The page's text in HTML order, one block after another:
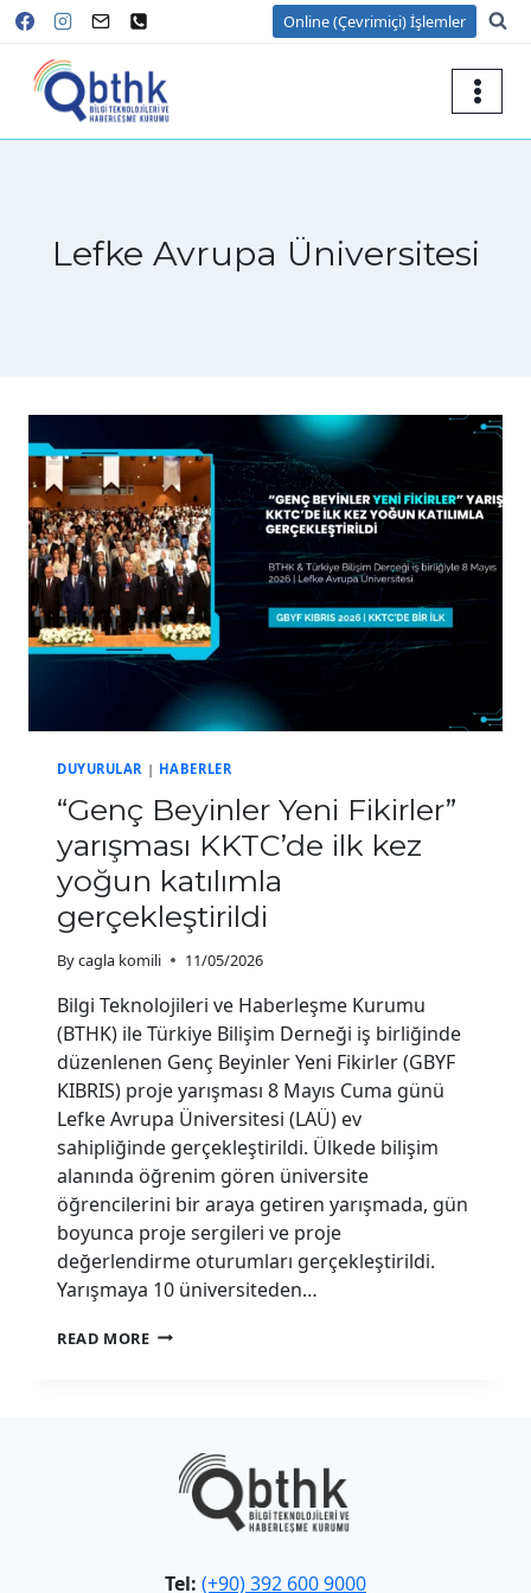
Skip
content
Online (Çevrimiçi) İşlemler
Lefke Avrupa Üniversitesi
DUYURULAR | HABERLER
“Genç Beyinler Yeni Fikirler”
yarışması KKTC’de ilk kez
yoğun katılımla
gerçekleştirildi
Bycagla komili 11/05/2026
Bilgi Teknolojileri ve Haberleşme Kurumu
(BTHK) ile Türkiye Bilişim Derneği iş birliğinde
düzenlenen Genç Beyinler Yeni Fikirler (GBYF
KIBRIS) proje yarışması 8 Mayıs Cuma günü
Lefke Avrupa Üniversitesi (LAÜ) ev
sahipliğinde gerçekleştirildi. Ülkede bilişim
alanında öğrenim gören üniversite
öğrencilerini bir araya getiren yarışmada, gün
boyunca proje sergileri ve proje
değerlendirme oturumları gerçekleştirildi.
Yarışmaya 10 üniversiteden…
READ MORE“GENÇ
YOĞUN
KATILIMLA
Tel: (+90) 392 600 9000